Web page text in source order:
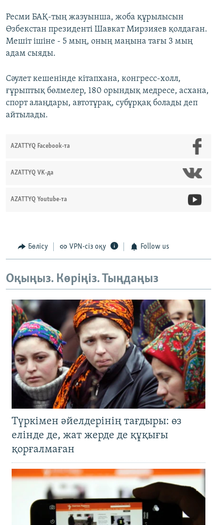
Ресми БАҚ-тың жазуынша, жоба құрылысын
Өзбекстан президенті Шавкат Мирзияев қолдаған.
Мешіт ішіне - 5 мың, оның маңына тағы 3 мың
адам сыяды.
Сәулет кешенінде кітапхана, конгресс-холл,
ғұрыптық бөлмелер, 180 орындық медресе, асхана,
спорт алаңдары, автотұрақ, субұрқақ болады деп
айтылады.
AZATTYQ Facebook-та
AZATTYQ VK-да
AZATTYQ Youtube-та
Бөлісу VPN-сіз оқу Follow us
Оқыңыз. Көріңіз. Тыңдаңыз
Түркімен әйелдерінің тағдыры: өз
елінде де, жат жерде де құқығы
қорғалмаған